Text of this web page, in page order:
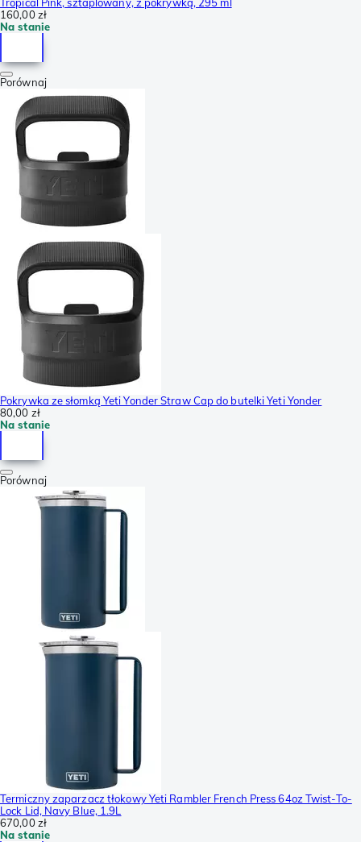
160,00 zł
Na stanie
Porównaj
Pokrywka ze słomką Yeti Yonder Straw Cap do butelki Yeti Yonder
80,00 zł
Na stanie
Porównaj
Termiczny zaparzacz tłokowy Yeti Rambler French Press 64oz Twist-To-
Lock Lid, Navy Blue, 1.9L
670,00 zł
Na stanie